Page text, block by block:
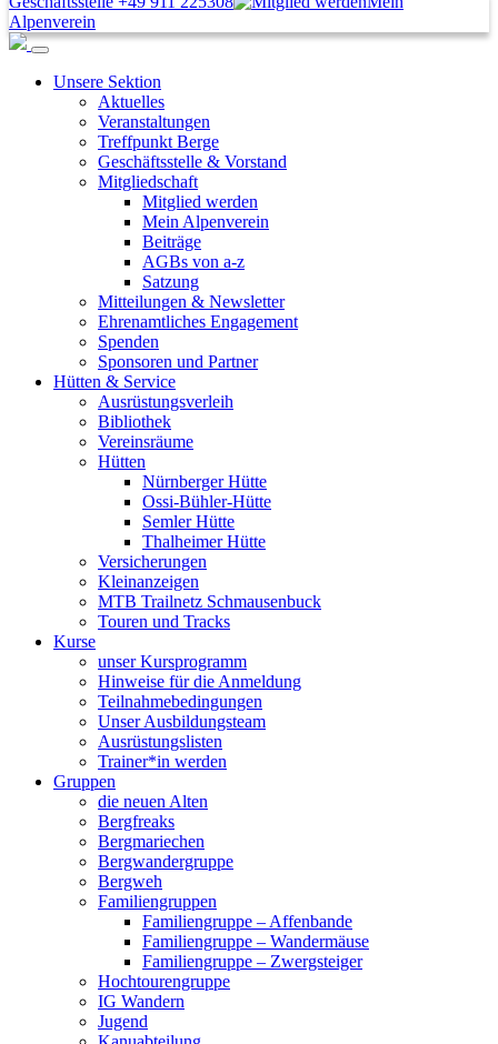
Alpenverein
Unsere Sektion
Aktuelles
Veranstaltungen
Treffpunkt Berge
Geschäftsstelle & Vorstand
Mitgliedschaft
Mitglied werden
Mein Alpenverein
Beiträge
AGBs von a-z
Satzung
Mitteilungen & Newsletter
Ehrenamtliches Engagement
Spenden
Sponsoren und Partner
Hütten & Service
Ausrüstungsverleih
Bibliothek
Vereinsräume
Hütten
Nürnberger Hütte
Ossi-Bühler-Hütte
Semler Hütte
Thalheimer Hütte
Versicherungen
Kleinanzeigen
MTB Trailnetz Schmausenbuck
Touren und Tracks
Kurse
unser Kursprogramm
Hinweise für die Anmeldung
Teilnahmebedingungen
Unser Ausbildungsteam
Ausrüstungslisten
Trainer*in werden
Gruppen
die neuen Alten
Bergfreaks
Bergmariechen
Bergwandergruppe
Bergweh
Familiengruppen
Familiengruppe – Affenbande
Familiengruppe – Wandermäuse
Familiengruppe – Zwergsteiger
Hochtourengruppe
IG Wandern
Jugend